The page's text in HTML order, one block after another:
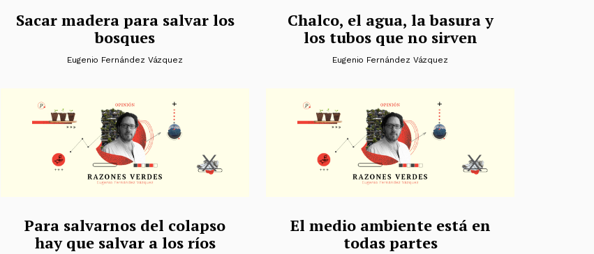
Sacar madera para salvar los
bosques
Eugenio Fernández Vázquez
Chalco, el agua, la basura y
los tubos que no sirven
Eugenio Fernández Vázquez
Para salvarnos del colapso
hay que salvar a los ríos
El medio ambiente está en
todas partes